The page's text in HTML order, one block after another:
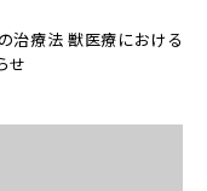
治療法 獣医療における
せ